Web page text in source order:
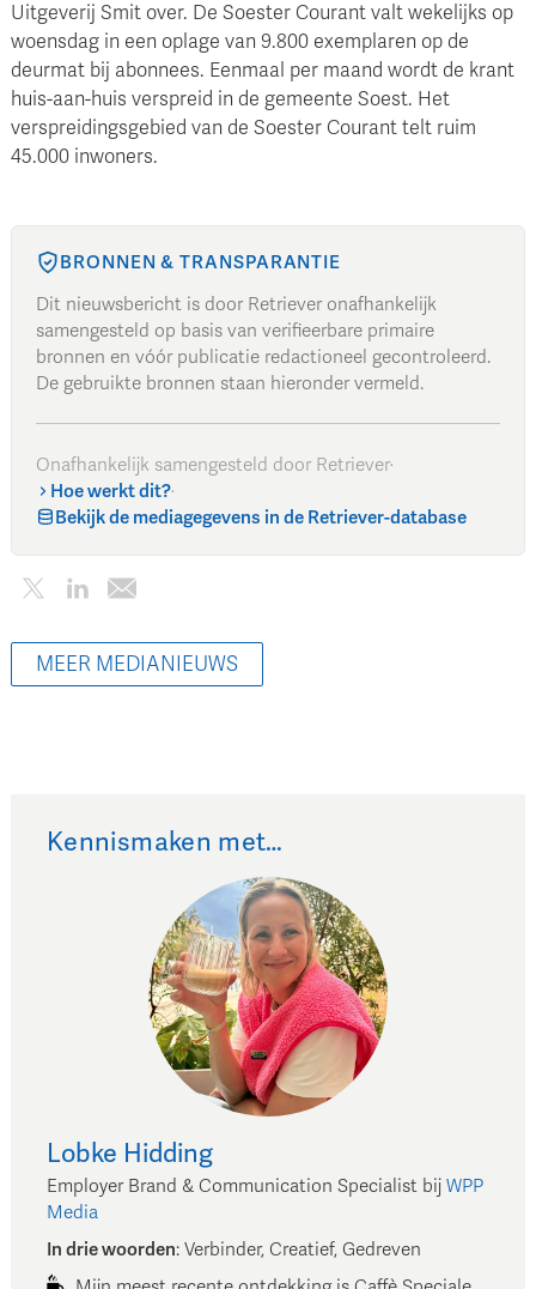
Uitgeverij Smit over. De Soester Courant valt wekelijks op
woensdag in een oplage van 9.800 exemplaren op de
deurmat bij abonnees. Eenmaal per maand wordt de krant
huis-aan-huis verspreid in de gemeente Soest. Het
verspreidingsgebied van de Soester Courant telt ruim
45.000 inwoners.
BRONNEN & TRANSPARANTIE
Dit nieuwsbericht is door Retriever onafhankelijk
samengesteld op basis van verifieerbare primaire
bronnen en vóór publicatie redactioneel gecontroleerd.
De gebruikte bronnen staan hieronder vermeld.
Onafhankelijk samengesteld door Retriever·
Hoe werkt dit?·
Bekijk de mediagegevens in de Retriever-database
MEER MEDIANIEUWS
Kennismaken met…
Lobke Hidding
Employer Brand & Communication Specialist bij WPP
Media
In drie woorden: Verbinder, Creatief, Gedreven